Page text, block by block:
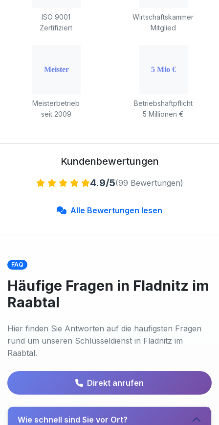
ISO 9001
Zertifiziert
Wirtschaftskammer
Mitglied
Meisterbetrieb
seit 2009
Betriebshaftpflicht
5 Millionen €
Kundenbewertungen
4.9/5(99 Bewertungen)
Alle Bewertungen lesen
FAQ
Häufige Fragen in Fladnitz im
Raabtal
Hier finden Sie Antworten auf die häufigsten Fragen
rund um unseren Schlüsseldienst in Fladnitz im
Raabtal.
Direkt anrufen
Wie schnell sind Sie vor Ort?